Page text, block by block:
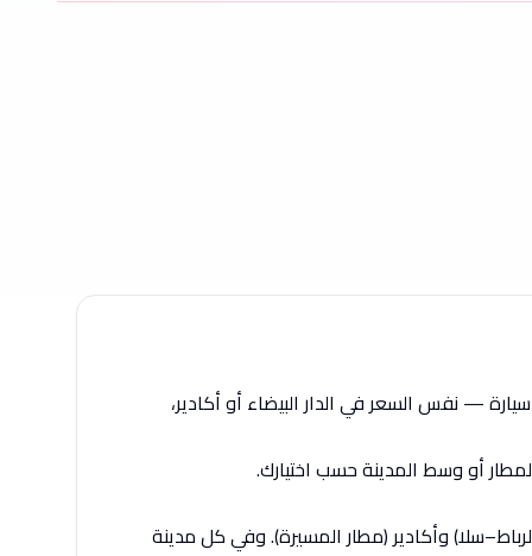
— نفس السعر في الدار البيضاء أو أكادير،
أو وسط المدينة حسب اختيارك.
وأكادير (مطار المسيرة). وفي كل مدينة